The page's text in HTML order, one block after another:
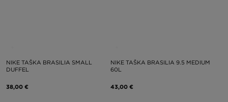
NIKE TAŠKA BRASILIA SMALL
DUFFEL
38,00 €
NIKE TAŠKA BRASILIA 9.5 MEDIUM
60L
43,00 €